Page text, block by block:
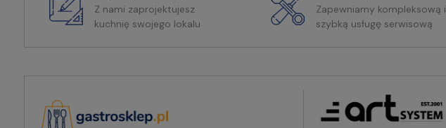
Z nami zaprojektujesz
kuchnię swojego lokalu
Zapewniamy kompleksową i
szybką usługę serwisową